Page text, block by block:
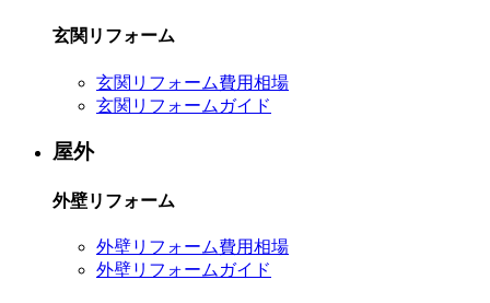
玄関リフォーム
玄関リフォーム費用相場
玄関リフォームガイド
屋外
外壁リフォーム
外壁リフォーム費用相場
外壁リフォームガイド